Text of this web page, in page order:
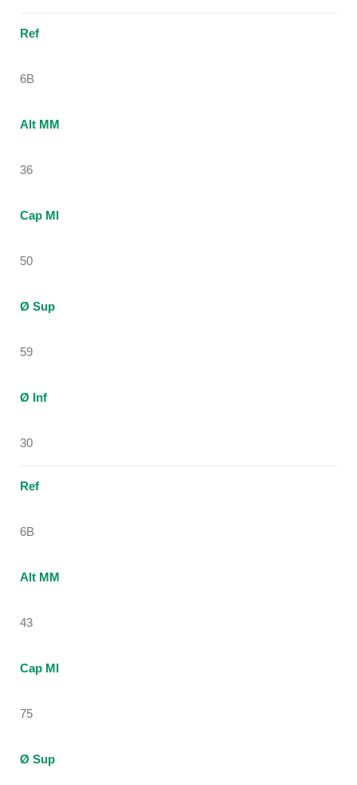
Ref
6B
Alt MM
36
Cap Ml
50
Ø Sup
59
Ø Inf
30
Ref
6B
Alt MM
43
Cap Ml
75
Ø Sup